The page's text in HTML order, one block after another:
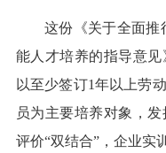
这份《关于全面推
能人才培养的指导意
以至少签订1年以上劳
员为主要培养对象，
评价“双结合”，企业实